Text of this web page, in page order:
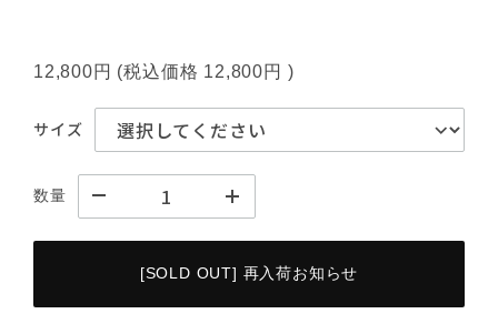
12,800円 (税込価格 12,800円 )
サイズ
数量
[SOLD OUT] 再入荷お知らせ